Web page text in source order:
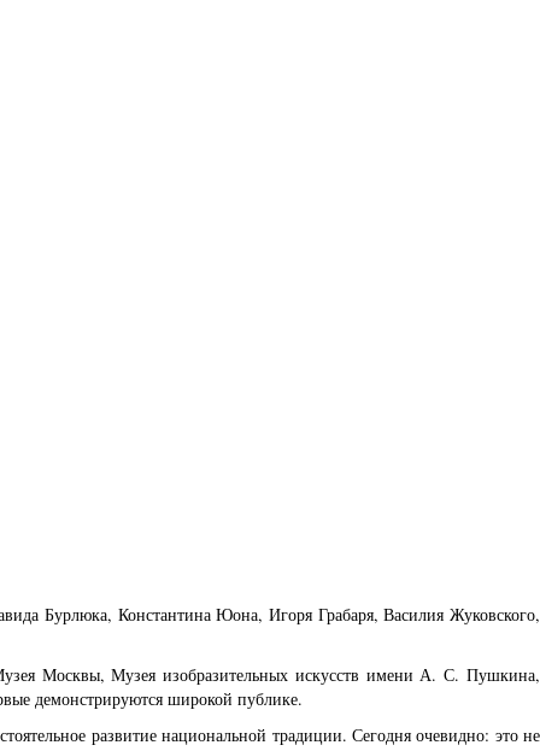
Бурлюка, Константина Юона, Игоря Грабаря, Василия Жуковского,
Музея Москвы, Музея изобразительных искусств имени А. С. Пушкина,
демонстрируются широкой публике.
развитие национальной традиции. Сегодня очевидно: это не